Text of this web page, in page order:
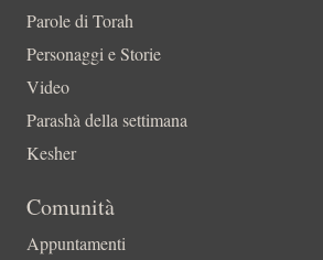
Parole di Torah
Personaggi e Storie
Video
Parashà della settimana
Kesher
Comunità
Appuntamenti